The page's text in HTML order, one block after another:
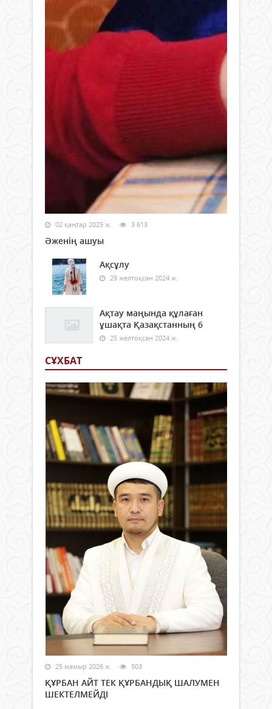
02 қаңтар 2025 ж. 3 613
Әженің ашуы
Ақсұлу
29 желтоқсан 2024 ж.
Ақтау маңында құлаған
ұшақта Қазақстанның 6
25 желтоқсан 2024 ж.
СҰХБАТ
25 мамыр 2026 ж. 503
ҚҰРБАН АЙТ ТЕК ҚҰРБАНДЫҚ ШАЛУМЕН
ШЕКТЕЛМЕЙДІ